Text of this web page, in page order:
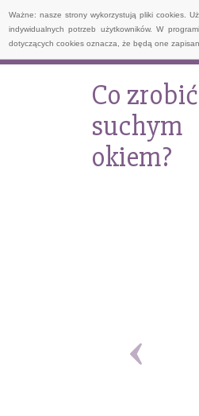
Ważne: nasze strony wykorzystują pliki cookies.
indywidualnych potrzeb użytkowników. W
dotyczących cookies oznacza, że będą one
Co
suchym
okiem?